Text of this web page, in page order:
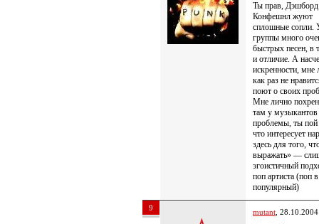
Ты прав, Дэшборд
Конфешнл жуют
сплошные сопли.
группы много
быстрых песен, в
и отличие. А
искренности, мне
как раз не
поют о своих
Мне лично
там у музыкантов
проблемы, ты
что интересует
здесь для того,
выражать» —
эгоистичный
поп артиста (поп
популярный)
9 mutant ,